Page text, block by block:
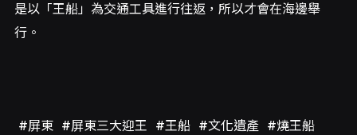
是以「王船」為交通工具進行往返，所以才會在海邊舉
行。
#屏東 #屏東三大迎王 #王船 #文化遺產 #燒王船